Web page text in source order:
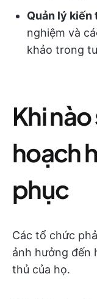
Quản lý kiến
nghiệm và
khảo trong
Khi
hoạch
phục
Các tổ chức
ảnh hưởng đến
thủ của họ.